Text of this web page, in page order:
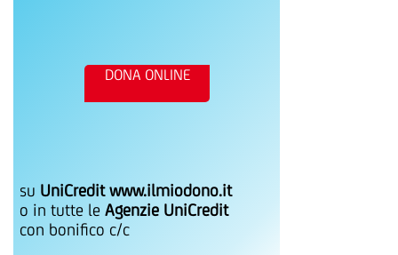
su UniCredit www.ilmiodono.it
o in tutte le Agenzie UniCredit
con bonifico c/c
DONA ONLINE